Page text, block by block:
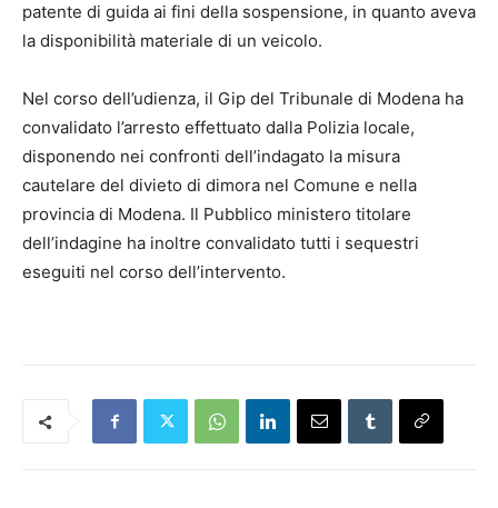
patente di guida ai fini della sospensione, in quanto aveva
la disponibilità materiale di un veicolo.
Nel corso dell’udienza, il Gip del Tribunale di Modena ha
convalidato l’arresto effettuato dalla Polizia locale,
disponendo nei confronti dell’indagato la misura
cautelare del divieto di dimora nel Comune e nella
provincia di Modena. Il Pubblico ministero titolare
dell’indagine ha inoltre convalidato tutti i sequestri
eseguiti nel corso dell’intervento.